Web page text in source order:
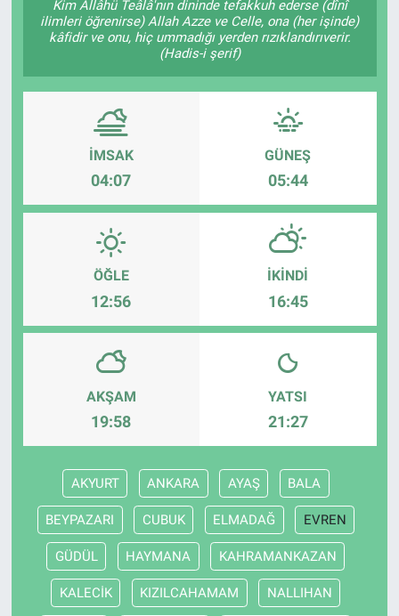
Kim Allâhü Teâlâ'nın dininde tefakkuh ederse (dînî
ilimleri öğrenirse) Allah Azze ve Celle, ona (her işinde)
kâfidir ve onu, hiç ummadığı yerden rızıklandırıverir.
(Hadis-i şerif)
İMSAK
04:07
GÜNEŞ
05:44
ÖĞLE
12:56
İKINDI
16:45
AKŞAM
19:58
YATSI
21:27
AKYURT ANKARA AYAŞ BALA
BEYPAZARI CUBUK ELMADAĞ EVREN
GÜDÜL HAYMANA KAHRAMANKAZAN
KALECİK KIZILCAHAMAM NALLIHAN